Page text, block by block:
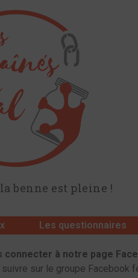
benne est pleine !
Les questionnaires
connecter à notre page
sur le groupe Facebook